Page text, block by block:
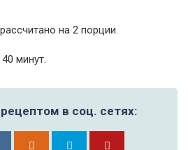
на 2 порции.
минут.
в соц. сетях: